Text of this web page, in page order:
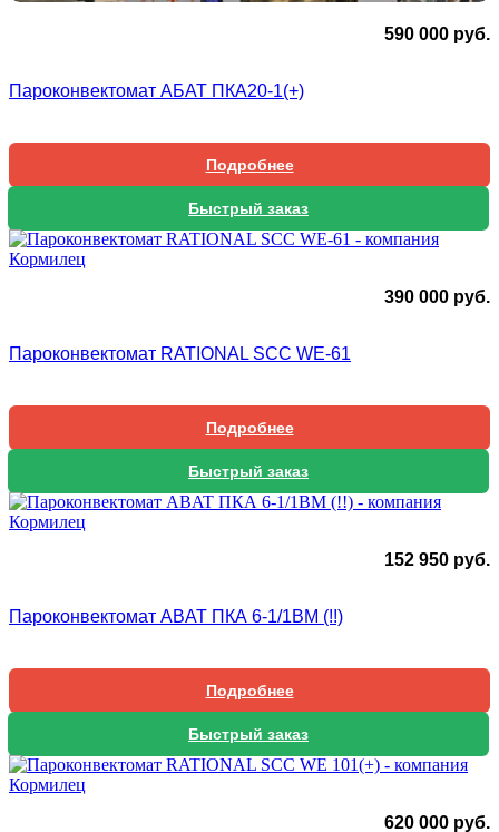
590 000 руб.
Пароконвектомат АБАТ ПКА20-1(+)
Подробнее
Быстрый заказ
390 000 руб.
Пароконвектомат RATIONAL SCC WE-61
Подробнее
Быстрый заказ
152 950 руб.
Пароконвектомат ABAT ПКА 6-1/1ВМ (!!)
Подробнее
Быстрый заказ
620 000 руб.